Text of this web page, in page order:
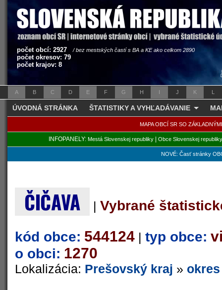
počet obcí: 2927 / bez mestských častí s BA a KE ako celkom 2890
počet okresov: 79
počet krajov: 8
A B C D E F G H I J K L
ÚVODNÁ STRÁNKA ŠTATISTIKY A VYHĽADÁVANIE
MAPA OBCÍ SR SO
INFOPANELY: Mestá Slovenskej republiky| Obce Slovenskej republiky
NOVÉ: Časť stránky
ČIČAVA | Vybrané
kód obce: 544124 | typ obce:
o obci: 1270
Lokalizácia: Prešovský kraj »